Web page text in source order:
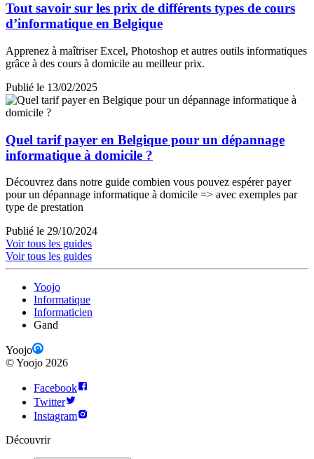
Tout savoir sur les prix de différents types de cours
d’informatique en Belgique
Apprenez à maîtriser Excel, Photoshop et autres outils informatiques
grâce à des cours à domicile au meilleur prix.
Publié le 13/02/2025
Quel tarif payer en Belgique pour un dépannage
informatique à domicile ?
Découvrez dans notre guide combien vous pouvez espérer payer
pour un dépannage informatique à domicile => avec exemples par
type de prestation
Publié le 29/10/2024
Voir tous les guides
Voir tous les guides
Yoojo
Informatique
Informaticien
Gand
Yoojo
©Yoojo 2026
Facebook
Twitter
Instagram
Découvrir